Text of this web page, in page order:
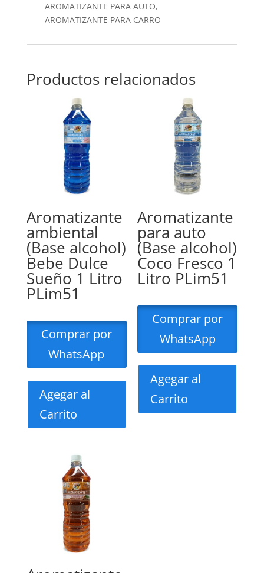
AROMATIZANTE PARA AUTO,
AROMATIZANTE PARA CARRO
Productos relacionados
Aromatizante
ambiental
(Base alcohol)
Bebe Dulce
Sueño 1 Litro
PLim51
Comprar por
WhatsApp
Agegar al
Carrito
Aromatizante
para auto
(Base alcohol)
Coco Fresco 1
Litro PLim51
Comprar por
WhatsApp
Agegar al
Carrito